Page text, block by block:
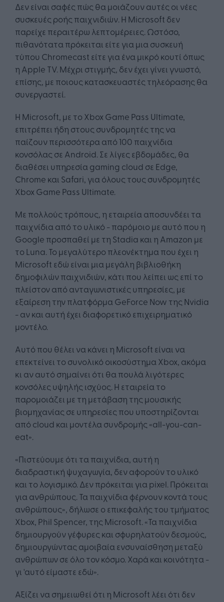
Δεν είναι σαφές πώς θα μοιάζουν αυτές οι νέες
συσκευές ροής παιχνιδιών. Η Microsoft δεν
παρείχε περαιτέρω λεπτομέρειες. Ωστόσο,
πιθανότατα πρόκειται είτε για μια συσκευή
τύπου Chromecast είτε για ένα μικρό κουτί όπως
η Apple TV. Μέχρι στιγμής, δεν έχει γίνει γνωστό,
επίσης, με ποιους κατασκευαστές τηλεόρασης θα
συνεργαστεί.
Η Microsoft, με το Xbox Game Pass Ultimate,
επιτρέπει ήδη στους συνδρομητές της να
παίζουν περισσότερα από 100 παιχνίδια
κονσόλας σε Android. Σε λίγες εβδομάδες, θα
διαθέσει υπηρεσία gaming cloud σε Edge,
Chrome και Safari, για όλους τους συνδρομητές
Xbox Game Pass Ultimate.
Με πολλούς τρόπους, η εταιρεία αποσυνδέει τα
παιχνίδια από το υλικό - παρόμοιο με αυτό που η
Google προσπαθεί με τη Stadia και η Amazon με
το Luna. Το μεγαλύτερο πλεονέκτημα που έχει η
Microsoft εδώ είναι μια μεγάλη βιβλιοθήκη
δημοφιλών παιχνιδιών, κάτι που λείπει ως επί το
πλείστον από ανταγωνιστικές υπηρεσίες, με
εξαίρεση την πλατφόρμα GeForce Now της Nvidia
- αν και αυτή έχει διαφορετικό επιχειρηματικό
μοντέλο.
Αυτό που θέλει να κάνει η Microsoft είναι να
επεκτείνει το συνολικό οικοσύστημα Xbox, ακόμα
κι αν αυτό σημαίνει ότι θα πουλά λιγότερες
κονσόλες υψηλής ισχύος. Η εταιρεία το
παρομοιάζει με τη μετάβαση της μουσικής
βιομηχανίας σε υπηρεσίες που υποστηρίζονται
από cloud και μοντέλα συνδρομής «all-you-can-
eat».
«Πιστεύουμε ότι τα παιχνίδια, αυτή η
διαδραστική ψυχαγωγία, δεν αφορούν το υλικό
και το λογισμικό. Δεν πρόκειται για pixel. Πρόκειται
για ανθρώπους. Τα παιχνίδια φέρνουν κοντά τους
ανθρώπους», δήλωσε ο επικεφαλής του τμήματος
Xbox, Phil Spencer, της Microsoft. «Τα παιχνίδια
δημιουργούν γέφυρες και σφυρηλατούν δεσμούς,
δημιουργώντας αμοιβαία ενσυναίσθηση μεταξύ
ανθρώπων σε όλο τον κόσμο. Χαρά και κοινότητα -
γι 'αυτό είμαστε εδώ».
Αξίζει να σημειωθεί ότι η Microsoft λέει ότι δεν